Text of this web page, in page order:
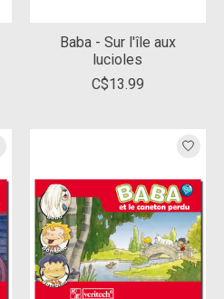
Baba - Sur l'île aux
lucioles
C$13.99